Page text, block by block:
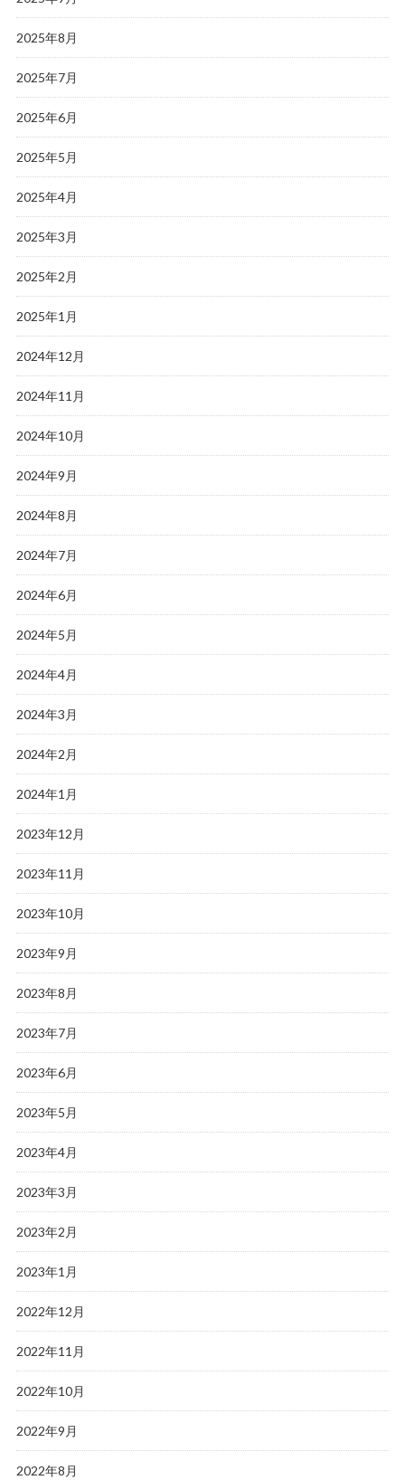
2025年8月
2025年7月
2025年6月
2025年5月
2025年4月
2025年3月
2025年2月
2025年1月
2024年12月
2024年11月
2024年10月
2024年9月
2024年8月
2024年7月
2024年6月
2024年5月
2024年4月
2024年3月
2024年2月
2024年1月
2023年12月
2023年11月
2023年10月
2023年9月
2023年8月
2023年7月
2023年6月
2023年5月
2023年4月
2023年3月
2023年2月
2023年1月
2022年12月
2022年11月
2022年10月
2022年9月
2022年8月